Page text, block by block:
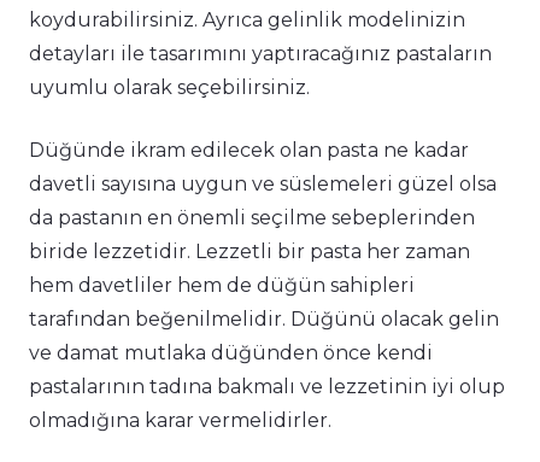
koydurabilirsiniz. Ayrıca gelinlik modelinizin
detayları ile tasarımını yaptıracağınız pastaların
uyumlu olarak seçebilirsiniz.
Düğünde ikram edilecek olan pasta ne kadar
davetli sayısına uygun ve süslemeleri güzel olsa
da pastanın en önemli seçilme sebeplerinden
biride lezzetidir. Lezzetli bir pasta her zaman
hem davetliler hem de düğün sahipleri
tarafından beğenilmelidir. Düğünü olacak gelin
ve damat mutlaka düğünden önce kendi
pastalarının tadına bakmalı ve lezzetinin iyi olup
olmadığına karar vermelidirler.